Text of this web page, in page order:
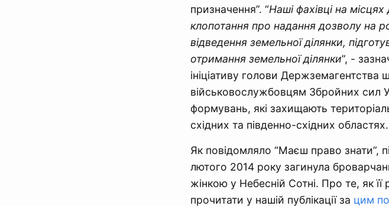
призначення”. “Наші фахівці на
клопотання про надання дозволу на
відведення земельної ділянки,
отримання земельної ділянки”, -
ініціативу голови
військовослужбовцям Збройних сил
формувань, які захищають
східних та південно-східних областях.
Як повідомляло “Маєш право знати”,
лютого 2014 року загинула
жінкою у Небесній Сотні. Про те, як
прочитати у нашій публікації за цим